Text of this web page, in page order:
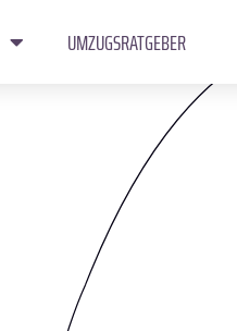
UMZUGSRATGEBER